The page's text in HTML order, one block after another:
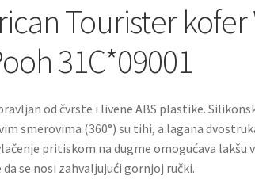
Tourister kofer
31C*09001
od čvrste i livene ABS plastike.
smerovima (360°) su tihi, a lagana
pritiskom na dugme omogućava lakšu
se nosi zahvaljujući gornjoj ručki.